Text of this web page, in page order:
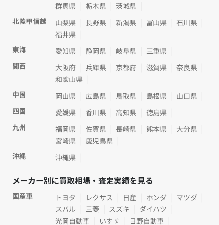
群馬県
栃木県
茨城県
北陸甲信越
山梨県 長野県 新潟県 富山県
石川県
福井県
東海
愛知県 静岡県 岐阜県
三重県
関西
大阪府 兵庫県 京都府 滋賀県
奈良県
和歌山県
中国
岡山県 広島県 鳥取県 島根県
山口県
四国
愛媛県 香川県 高知県
徳島県
九州
福岡県 佐賀県 長崎県 熊本県
大分県
宮崎県
鹿児島県
沖縄
沖縄県
メーカー別に買取相場・査定実績を見る
国産車 トヨタ レクサス 日産 ホンダ
マツダ
スバル
三菱 スズキ
ダイハツ
光岡自動車
いすゞ 日野自動車